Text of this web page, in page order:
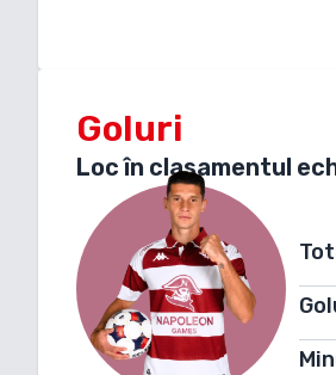
Goluri
Loc în clasamentul